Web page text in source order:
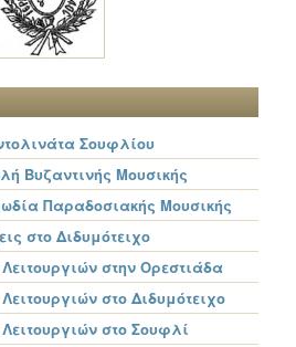
Σουφλίου
Βυζαντινής Μουσικής
Παραδοσιακής Μουσικής
στο Διδυμότειχο
στην Ορεστιάδα
στο Διδυμότειχο
στο Σουφλί